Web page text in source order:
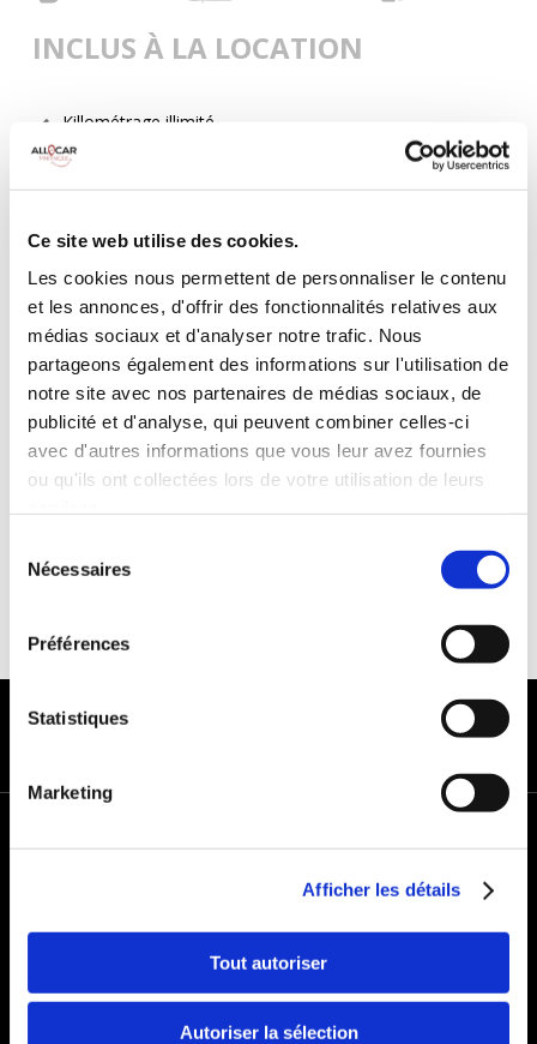
Ce site web utilise des cookies.
Les cookies nous permettent de personnaliser le contenu
et les annonces, d'offrir des fonctionnalités relatives aux
médias sociaux et d'analyser notre trafic. Nous
partageons également des informations sur l'utilisation de
notre site avec nos partenaires de médias sociaux, de
publicité et d'analyse, qui peuvent combiner celles-ci
avec d'autres informations que vous leur avez fournies
ou qu'ils ont collectées lors de votre utilisation de leurs
Nécessaires
Préférences
Statistiques
Marketing
Afficher les détails
Tout autoriser
Autoriser la sélection
INCLUS À LA LOCATION
Killométrage illimité
Assurance tous risques (hors franchise)
Carburant : plein à rendre plein
Age minimum :20 ans
Années de permis :2 ans
ASSURANCE
Franchise :1000€
Caution :1000 €